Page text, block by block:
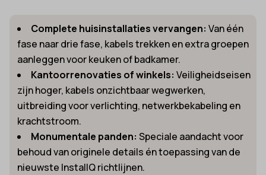
Complete huisinstallaties vervangen: Van één
fase naar drie fase, kabels trekken en extra groepen
aanleggen voor keuken of badkamer.
Kantoorrenovaties of winkels: Veiligheidseisen
zijn hoger, kabels onzichtbaar wegwerken,
uitbreiding voor verlichting, netwerkbekabeling en
krachtstroom.
Monumentale panden: Speciale aandacht voor
behoud van originele details én toepassing van de
nieuwste InstallQ richtlijnen.